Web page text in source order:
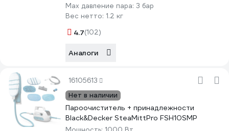
Max давление пара: 3 бар
Вес нетто: 1.2 кг
4.7(102)
Аналоги
16105613
Нет в наличии
Пароочиститель + принадлежности
Black&Decker SteaMittPro FSH10SMP